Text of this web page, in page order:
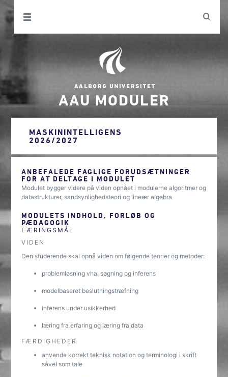
AAU MODULER
MASKININTELLIGENS
2026/2027
ANBEFALEDE FAGLIGE FORUDSÆTNINGER
FOR AT DELTAGE I MODULET
Modulet bygger videre på viden opnået i modulerne algoritmer og
datastrukturer, sandsynlighedsteori og lineær algebra
MODULETS INDHOLD, FORLØB OG
PÆDAGOGIK
LÆRINGSMÅL
VIDEN
Den studerende skal opnå viden om følgende teorier og metoder:
problemløsning vha. søgning og inferens
modelbaseret beslutningstræfning
inferens under usikkerhed
læring fra erfaring og læring fra data
FÆRDIGHEDER
anvende korrekt teknisk notation og terminologi i skrift
såvel som tale